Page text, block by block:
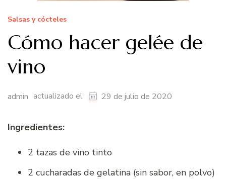
Salsas y cócteles
Cómo hacer gelée de
vino
admin actualizado el 29 de julio de 2020
Ingredientes:
2 tazas de vino tinto
2 cucharadas de gelatina (sin sabor, en polvo)